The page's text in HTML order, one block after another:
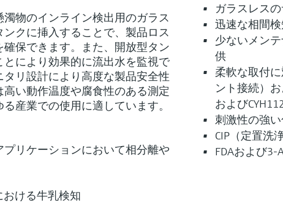
濁物のインライン検出用のガラス
クに挿入することで、製品ロス
保できます。また、開放型タン
により効果的に流出水を監視で
リ設計により高度な製品安全性
高い動作温度や腐食性のある測定
産業での使用に適しています。
プリケーションにおいて相分離や
おける牛乳検知
ガラスレス
迅速な相間
少ないメン
供
柔軟な取付
ント接続）
および
刺激性の強
CIP（定置洗
FDAおよび3-